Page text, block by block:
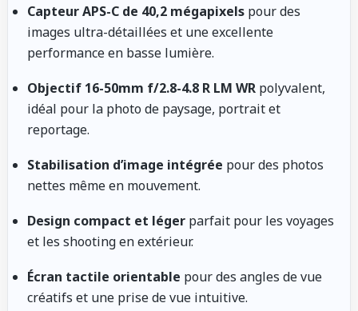
Capteur APS-C de 40,2 mégapixels pour des
images ultra-détaillées et une excellente
performance en basse lumière.
Objectif 16-50mm f/2.8-4.8 R LM WR polyvalent,
idéal pour la photo de paysage, portrait et
reportage.
Stabilisation d’image intégrée pour des photos
nettes même en mouvement.
Design compact et léger parfait pour les voyages
et les shooting en extérieur.
Écran tactile orientable pour des angles de vue
créatifs et une prise de vue intuitive.